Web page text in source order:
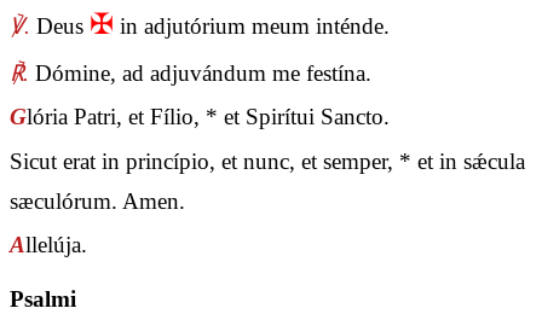
℣. Deus ✠ in adjutórium meum inténde.
℟. Dómine, ad adjuvándum me festína.
Glória Patri, et Fílio, * et Spirítui Sancto.
Sicut erat in princípio, et nunc, et semper, * et in sǽcula
sæculórum. Amen.
Allelúja.
Psalmi